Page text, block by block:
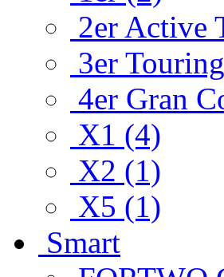
2er Active
3er
4er Gran
X1 (4)
X2 (1)
X5 (1)
Smart